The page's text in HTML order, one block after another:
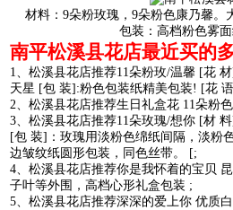
材料：9朵粉玫瑰，9朵粉色康乃馨。
包装：高档粉色雾
南平松溪县花店最近买的
1、松溪县花店推荐11朵粉玫/温馨 [花
天星 [包 装]:粉色包装纸精美包装! [花
2、松溪县花店推荐生日礼盒花 11朵粉
3、松溪县花店推荐11朵玫瑰/想你 [材
[包 装]：玫瑰用淡粉色绵纸间隔，淡粉
边皱纹纸圆形包装，同色丝带。 [;
4、松溪县花店推荐你是我怀着的宝贝
子叶等外围，高档心形礼盒包装 ;
5、松溪县花店推荐深深的爱上你 优质